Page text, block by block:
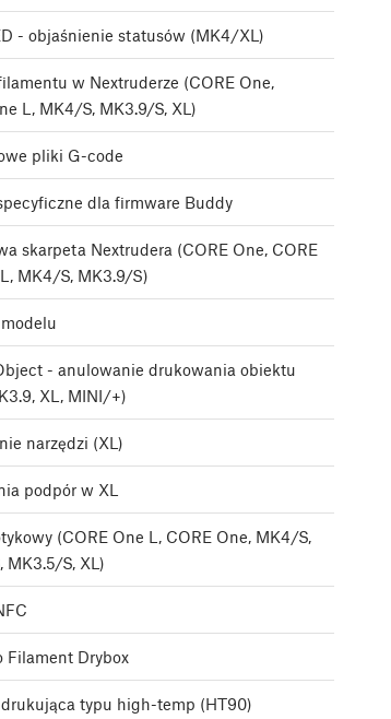
- objaśnienie statusów (MK4/XL)
w Nextruderze (CORE One,
L, MK4/S, MK3.9/S, XL)
pliki G-code
dla firmware Buddy
skarpeta Nextrudera (CORE One, CORE
MK4/S, MK3.9/S)
- anulowanie drukowania obiektu
XL, MINI/+)
narzędzi (XL)
podpór w XL
(CORE One L, CORE One, MK4/S,
MK3.5/S, XL)
Filament Drybox
drukująca typu high-temp (HT90)